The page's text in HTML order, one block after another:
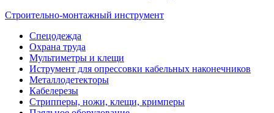
Строительно-монтажный инструмент
Спецодежда
Охрана труда
Мультиметры и клещи
Иструмент для опрессовки кабельных наконечников
Металлодетекторы
Кабелерезы
Стрипперы, ножи, клещи, кримперы